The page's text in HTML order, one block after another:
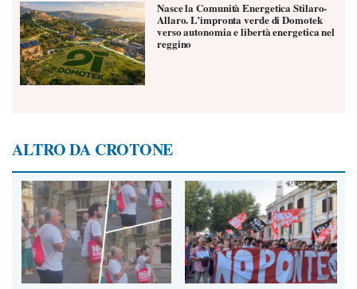
Nasce la Comunità Energetica Stilaro-
Allaro. L’impronta verde di Domotek
verso autonomia e libertà energetica nel
reggino
ALTRO DA CROTONE